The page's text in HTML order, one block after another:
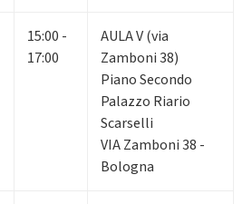
15:00 -
17:00
AULA V (via
Zamboni 38)
Piano Secondo
Palazzo Riario
Scarselli
VIA Zamboni 38 -
Bologna